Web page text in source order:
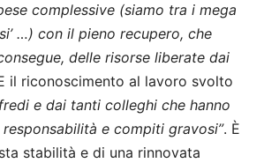
complessive (siamo tra i mega
…) con il pieno recupero, che
delle risorse liberate dai
il riconoscimento al lavoro svolto
e dai tanti colleghi che hanno
e compiti gravosi”. È
stabilità e di una rinnovata